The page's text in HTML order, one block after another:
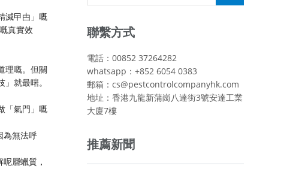
滅曱甴」嘅
真實效
理嘅。但關
就最啱。
「氣門」嘅
為無法呼
層蠟質，
聯繫方式
電話：00852 37264282
whatsapp：+852 6054 0383
郵箱：cs@pestcontrolcompanyhk.com
地址：香港九龍新蒲崗八達街3號安達工業
大廈7樓
推薦新聞